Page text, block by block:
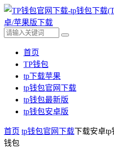
首页
TP钱包
tp下载苹果
tp钱包官网下载
tp钱包最新版
tp钱包安卓版
首页 tp钱包官网下载下载安卓tp
钱包